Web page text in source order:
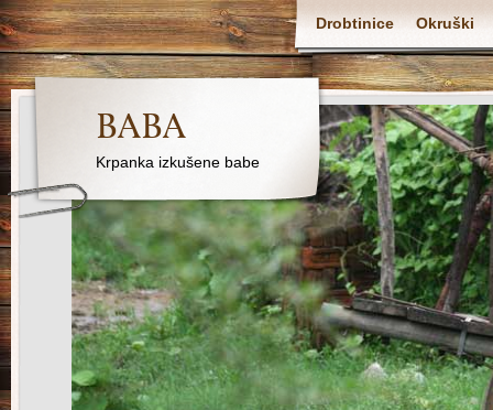
Drobtinice Okruški
BABA
Krpanka izkušene babe